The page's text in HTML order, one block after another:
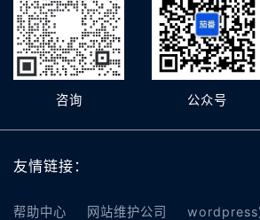
咨询 公众号
友情链接：
帮助中心 网站维护公司 wordpress